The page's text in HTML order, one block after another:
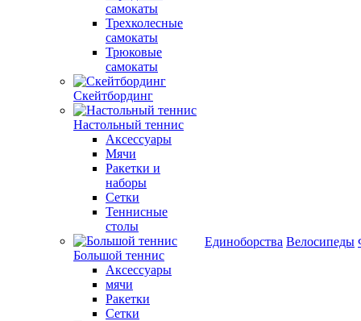
самокаты
Трехколесные
самокаты
Трюковые
самокаты
Скейтбординг
Настольный теннис
Аксессуары
Мячи
Ракетки и
наборы
Сетки
Теннисные
столы
Большой теннис
Аксессуары
мячи
Ракетки
Сетки
Единоборства Велосипеды